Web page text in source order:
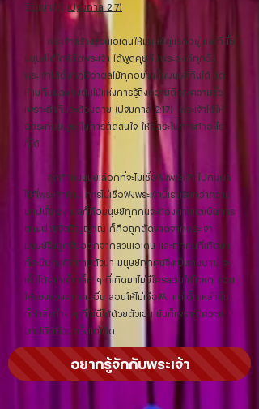
วิญญาณ) (ปฐมกาล 2:7)
พระเจ้าสร้างสวนเอเดนให้มนุษย์คู่แรกอยู่ และที่นั่น
มนุษย์ได้ใกล้ชิดพระเจ้า ได้พูดคุยกับพระองค์ทุกวัน
พระเจ้าได้ตั้งกฎไว้ว่าผลไม้ทุกอย่างนั้นมนุษย์กินได้ แต่
ห้ามกินผลของต้นไม้แห่งการรู้ถึงความดีและความชั่ว
เพราะถ้ากินจะต้องตาย (ปฐมกาล 2:17) พระเจ้าได้ให้
อิสระกับมนุษย์ในการตัดสินใจ ให้อิสระในการทำอะไร
ก็ได้
สุดท้ายมนุษย์เลือกที่จะไม่เชื่อฟังพระเจ้า ไปกินผล
ไม้ที่พระเจ้าห้าม การไม่เชื่อฟังพระเจ้านี้เราเรียกว่าความ
บาปนั่นเอง ผลก็คือมนุษย์ทุกคนจะต้องตายแต่เป็นการ
ตายฝายจิตวิญญาณ ก็คือถูกตัดขาดจากพระเจ้า
มนุษย์จึงถูกขับออกจากสวนเอเดน และทุกคนที่เกิดมา
ก็จะมีบาปติดตามตัวมา มนุษย์ทุกคนจึงเป็นคนบาป จะ
เห็นได้จากเด็กเล็ก ๆ ที่เกิดมาไม่มีใครสอนให้โกหก สอน
ให้แย่งของจากคนอื่น สอนให้ไม่เชื่อฟัง แต่เด็กเหล่านั้น
ก็ทำสิ่งต่าง ๆ ที่ไม่ดีได้ด้วยตัวเอง นั่นก็เพราะมีความ
บาปติดตัวมาตั้งแต่เกิด
อยากรู้จักกับพระเจ้า